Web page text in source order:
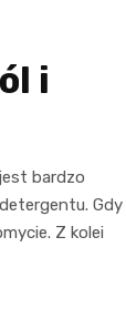
i
bardzo
Gdy
Z kolei